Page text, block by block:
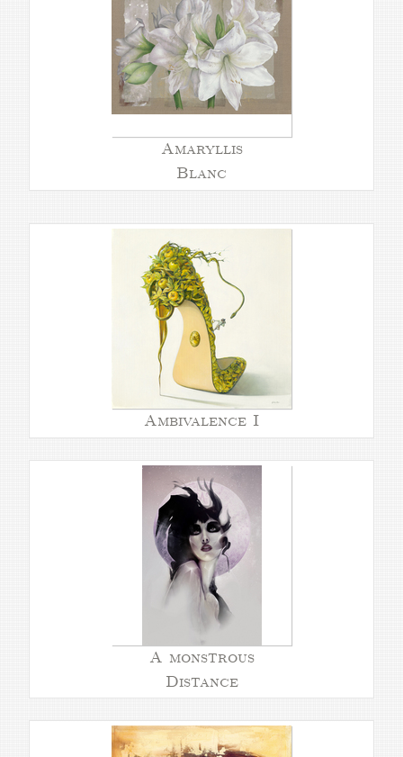
Amaryllis
Blanc
Ambivalence I
A monstrous
Distance